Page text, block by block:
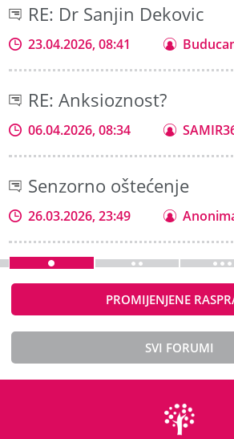
RE: Dr Sanjin Dekovic
23.04.2026, 08:41
RE: Anksioznost?
06.04.2026, 08:34
Senzorno oštećenje
26.03.2026, 23:49
PROMIJENJENE
SVI FORUMI